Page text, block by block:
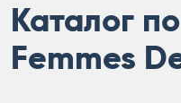
Каталог
Femmes